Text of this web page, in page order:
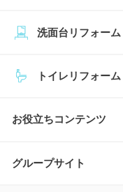
トイレリフォーム
洗面台リフォーム
お役立ちコンテンツ
グループサイト